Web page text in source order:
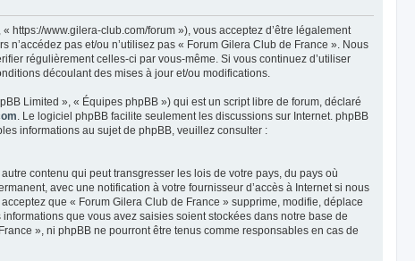
https://www.gilera-club.com/forum »), vous acceptez d’être légalement
pas et/ou n’utilisez pas « Forum Gilera Club de France ». Nous
régulièrement celles-ci par vous-même. Si vous continuez d’utiliser
découlant des mises à jour et/ou modifications.
Limited », « Équipes phpBB ») qui est un script libre de forum, déclaré
. Le logiciel phpBB facilite seulement les discussions sur Internet. phpBB
informations au sujet de phpBB, veuillez consulter :
contenu qui peut transgresser les lois de votre pays, du pays où
avec une notification à votre fournisseur d’accès à Internet si nous
que « Forum Gilera Club de France » supprime, modifie, déplace
que vous avez saisies soient stockées dans notre base de
», ni phpBB ne pourront être tenus comme responsables en cas de